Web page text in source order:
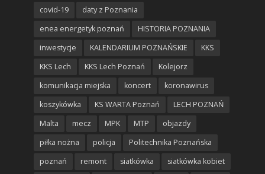
covid-19
daty z Poznania
enea energetyk poznań
HISTORIA POZNANIA
inwestycje
KALENDARIUM POZNAŃSKIE
KKS
KKS Lech
KKS Lech Poznań
Kolejorz
komunikacja miejska
koncert
koronawirus
koszykówka
KS WARTA Poznań
LECH POZNAŃ
Malta
mecz MPK MTP
objazdy
piłka nożna
policja
Politechnika Poznańska
poznań
remont siatkówka siatkówka kobiet